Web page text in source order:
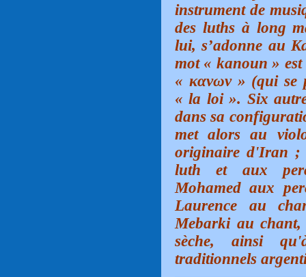
instrument de
des luths à long
lui, s’adonne au
mot « kanoun »
« κανων » (qui se
« la loi ». Six
dans sa
met alors au
originaire d'Iran ;
luth et aux
Mohamed aux
Laurence au
Mebarki au
sèche, ainsi
traditionnels